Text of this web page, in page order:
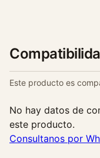
Este producto es
No hay datos de
este producto.
Consultanos por